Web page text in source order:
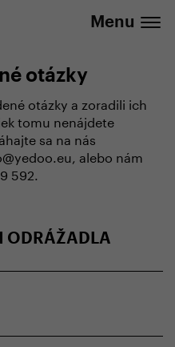
Menu
otázky
otázky a zoradili ich
tomu nenájdete
sa na nás
alebo nám
592.
ODRÁŽADLA